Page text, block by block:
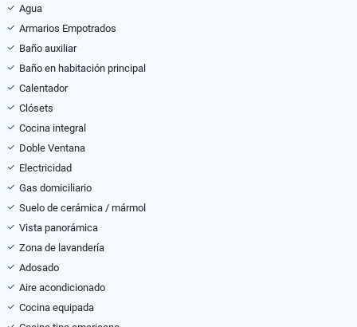
Agua
Armarios Empotrados
Baño auxiliar
Baño en habitación principal
Calentador
Clósets
Cocina integral
Doble Ventana
Electricidad
Gas domiciliario
Suelo de cerámica / mármol
Vista panorámica
Zona de lavandería
Adosado
Aire acondicionado
Cocina equipada